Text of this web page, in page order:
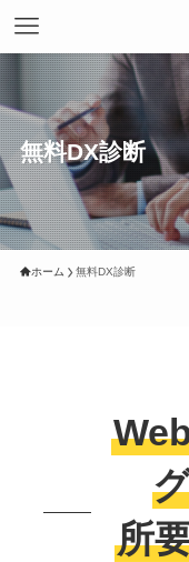
無料DX診断
ホーム 無料DX診断
所